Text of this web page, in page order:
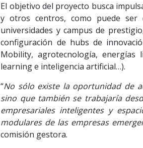
El objetivo del proyecto busca
y otros centros, como puede ser
universidades y campus de
configuración de hubs de
Mobility, agrotecnología, energías
learning e inteligencia artificial…).
“No sólo existe la oportunidad de
sino que también se trabajaría
empresariales inteligentes y
modulares de las empresas
comisión gestora.